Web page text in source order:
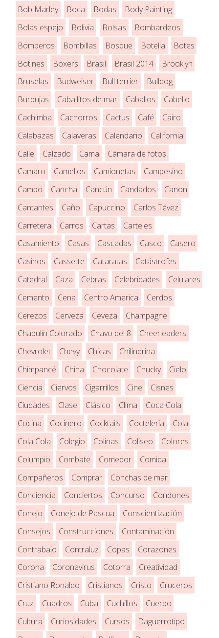
Bob Marley
Boca Bodas
Body Painting
Bolas espejo
Bolivia Bolsas
Bombardeos
Bomberos
Bombillas Bosque Botella
Botes
Botines
Boxers Brasil Brasil 2014
Brooklyn
Bruselas
Budweiser Bull terrier
Bulldog
Burbujas
Caballitos de mar Caballos
Cabello
Cachimba
Cachorros Cactus Café
Cairo
Calabazas
Calaveras Calendario
California
Calle
Calzado Cama
Cámara de fotos
Camaro
Camellos Camionetas
Campesino
Campo
Cancha Cancún Candados
Canon
Cantantes
Caño Capuccino
Carlos Tévez
Carretera
Carros Cartas
Carteles
Casamiento
Casas Cascadas Casco
Casero
Casinos
Cassette Cataratas
Catástrofes
Catedral
Caza Cebras Celebridades
Celulares
Cemento
Cena Centro America
Cerdos
Cerezos
Cerveza Ceveza
Champagne
Chapulín Colorado
Chavo del 8
Cheerleaders
Chevrolet
Chevy Chicas
Chilindrina
Chimpancé
China Chocolate Chucky
Cielo
Ciencia
Ciervos Cigarrillos Cine
Cisnes
Ciudades
Clase Clásico Clima
Coca Cola
Cocina
Cocinero Cocktails Coctelería
Cola
Cola Cola
Colegio Colinas Coliseo
Colores
Columpio
Combate Comedor
Comida
Compañeros
Comprar
Conchas de mar
Conciencia
Conciertos Concurso
Condones
Conejo
Conejo de Pascua
Conscientización
Consejos
Construcciones
Contaminación
Contrabajo
Contraluz Copas
Corazones
Corona
Coronavirus Cotorra
Creatividad
Cristiano Ronaldo
Cristianos Cristo
Cruceros
Cruz
Cuadros Cuba Cuchillos
Cuerpo
Cultura
Curiosidades Cursos
Daguerrotipo